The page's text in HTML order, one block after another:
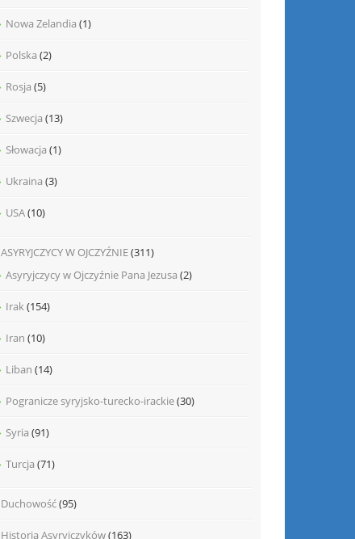
Nowa Zelandia (1)
Polska (2)
Rosja (5)
Szwecja (13)
Słowacja (1)
Ukraina (3)
USA(10)
ASYRYJCZYCY W OJCZYŹNIE(311)
Asyryjczycy w Ojczyźnie Pana Jezusa (2)
Irak(154)
Iran (10)
Liban (14)
Pogranicze syryjsko-turecko-irackie(30)
Syria (91)
Turcja (71)
Duchowość(95)
Historia Asyryjczyków(163)